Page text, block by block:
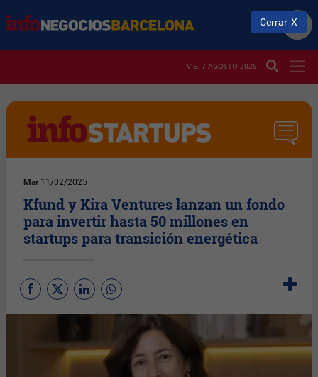
VIE. 7 AGOSTO 2026
Mar 11/02/2025
Kfund y Kira Ventures lanzan un fondo
para invertir hasta 50 millones en
startups para transición energética
Cerrar